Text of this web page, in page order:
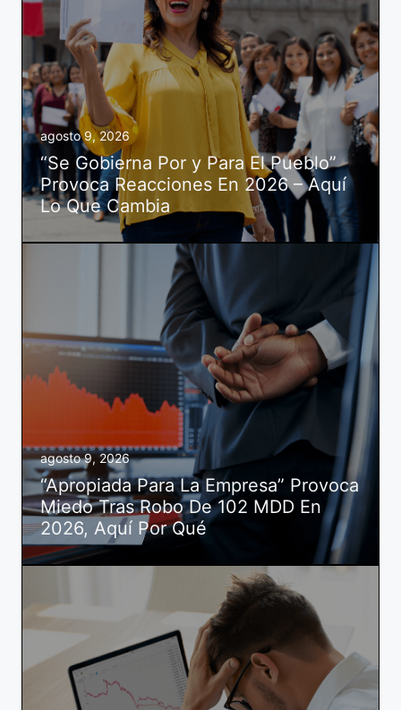
agosto 9, 2026
“Se Gobierna Por y Para El Pueblo”
Provoca Reacciones En 2026 – Aquí
Lo Que Cambia
agosto 9, 2026
“Apropiada Para La Empresa” Provoca
Miedo Tras Robo De 102 MDD En
2026, Aquí Por Qué